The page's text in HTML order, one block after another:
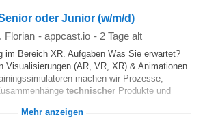
oder Junior (w/m/d)
Florian - appcast.io - 2 Tage alt
im Bereich XR. Aufgaben Was Sie erwartet?
Visualisierungen (AR, VR, XR) & Animationen
machen wir Prozesse,
technischer Produkte und
Mehr anzeigen